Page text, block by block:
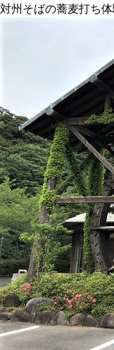
対州そばの蕎麦打ち体